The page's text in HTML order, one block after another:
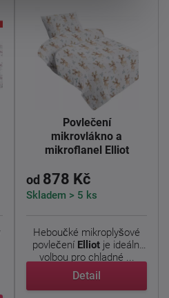
Povlečení
mikrovlákno a
mikroflanel Elliot
od 878 Kč
Skladem > 5 ks
Heboučké mikroplyšové
povlečení Elliot je ideální
volbou pro chladné ...
Detail